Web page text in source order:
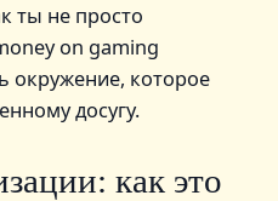
ты не просто
on gaming
окружение, которое
досугу.
как это